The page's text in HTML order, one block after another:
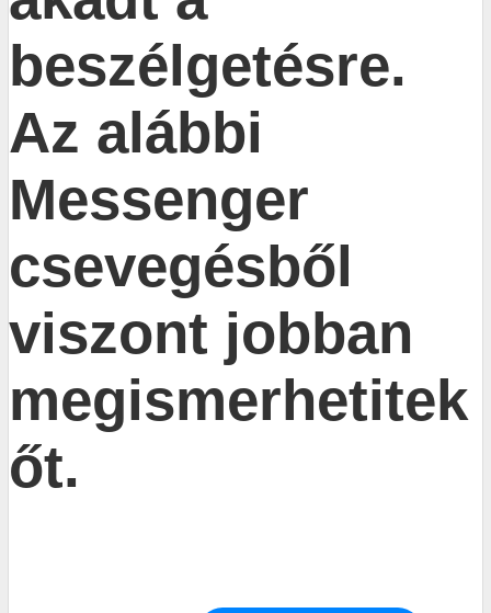
beszélgetésre.
Az alábbi
Messenger
csevegésből
viszont jobban
megismerhetitek
őt.